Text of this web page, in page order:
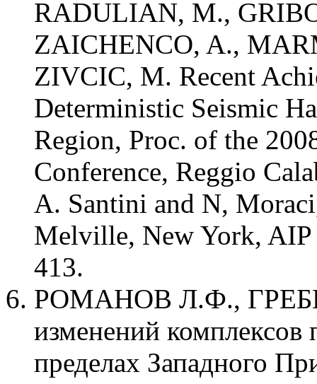
RADULIAN, M.,
ZAICHENCO, A.,
ZIVCIC, M. Recent
Deterministic Seismic
Region, Proc. of the
Conference, Reggio
A. Santini and N,
Melville, New York,
413.
РОМАНОВ Л.Ф.,
изменений
пределах Западного